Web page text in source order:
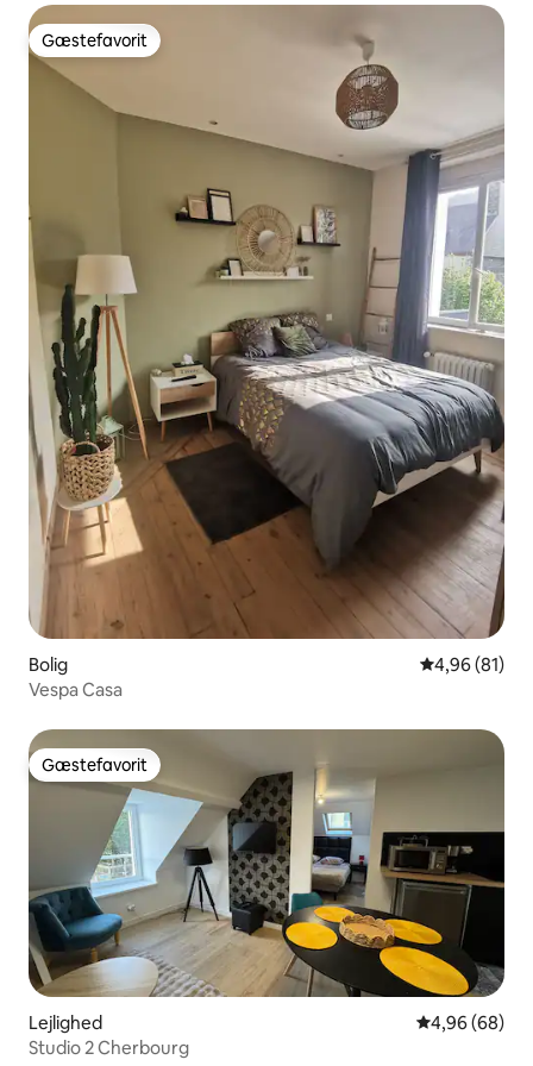
Gæstefavorit
Gæstefavorit
Bolig 4,96 ud af 5 i
4,96 (81)
Vespa Casa
Gæstefavorit
Gæstefavorit
Lejlighed 4,96 ud af 5 i
4,96 (68)
Studio 2 Cherbourg